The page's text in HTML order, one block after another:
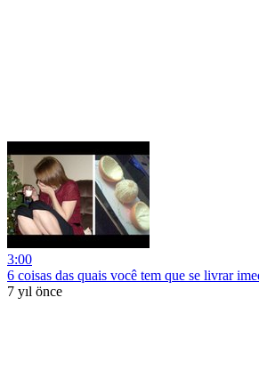
3:00
6 coisas das quais você tem que se livrar
7 yıl önce